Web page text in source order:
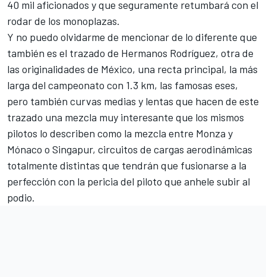
40 mil aficionados y que seguramente retumbará con el
rodar de los monoplazas.
Y no puedo olvidarme de mencionar de lo diferente que
también es el trazado de Hermanos Rodríguez, otra de
las originalidades de México, una recta principal, la más
larga del campeonato con 1.3 km, las famosas eses,
pero también curvas medias y lentas que hacen de este
trazado una mezcla muy interesante que los mismos
pilotos lo describen como la mezcla entre Monza y
Mónaco o Singapur, circuitos de cargas aerodinámicas
totalmente distintas que tendrán que fusionarse a la
perfección con la pericia del piloto que anhele subir al
podio.